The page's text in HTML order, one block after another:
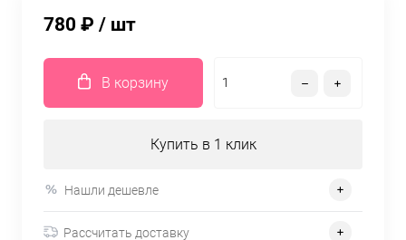
780 ₽ / шт
В корзину
Купить в 1 клик
Нашли дешевле
Рассчитать доставку